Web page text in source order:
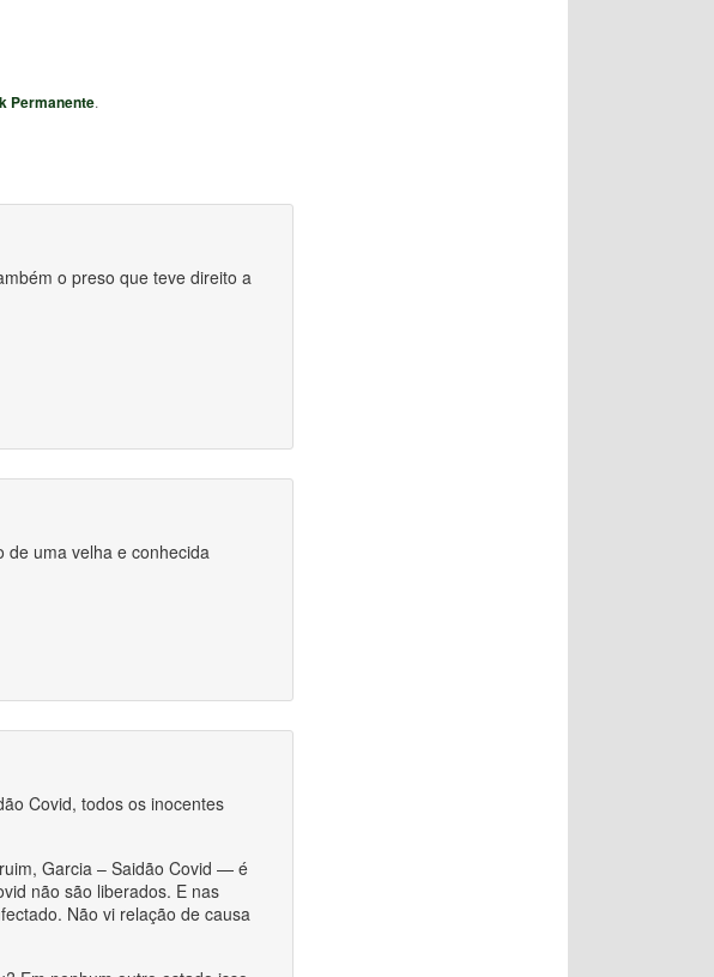
Permanente.
o preso que teve direito a
de uma velha e conhecida
Covid, todos os inocentes
Garcia – Saidão Covid — é
não são liberados. E nas
Não vi relação de causa